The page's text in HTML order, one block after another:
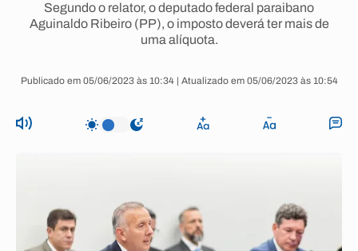
Segundo o relator, o deputado federal paraibano
Aguinaldo Ribeiro (PP), o imposto deverá ter mais de
uma alíquota.
Publicado em 05/06/2023 às 10:34 | Atualizado em 05/06/2023 às 10:54